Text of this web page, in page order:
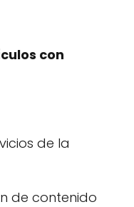
con
de la
de contenido